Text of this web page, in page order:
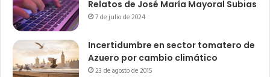
Relatos de José María Mayoral Subias
7 de julio de 2024
Incertidumbre en sector tomatero de
Azuero por cambio climático
23 de agosto de 2015